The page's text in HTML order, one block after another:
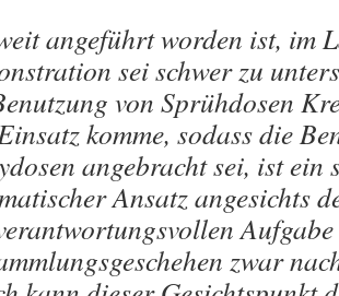
angeführt worden ist, im
sei schwer zu
von Sprühdosen
komme, sodass die
angebracht sei, ist ein
Ansatz angesichts
zwar